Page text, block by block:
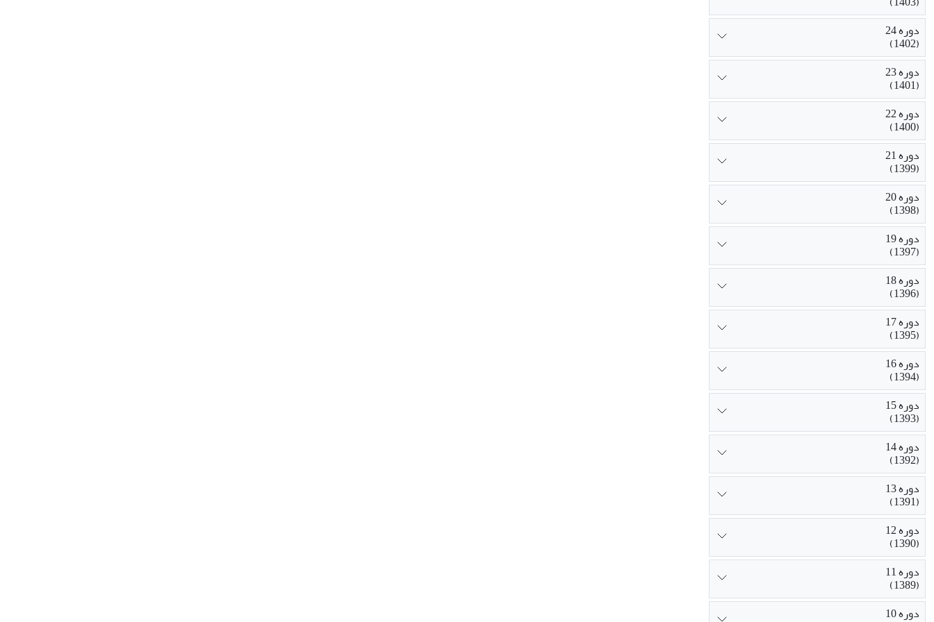
دوره 24
(1402)
دوره 23
(1401)
دوره 22
(1400)
دوره 21
(1399)
دوره 20
(1398)
دوره 19
(1397)
دوره 18
(1396)
دوره 17
(1395)
دوره 16
(1394)
دوره 15
(1393)
دوره 14
(1392)
دوره 13
(1391)
دوره 12
(1390)
دوره 11
(1389)
دوره 10